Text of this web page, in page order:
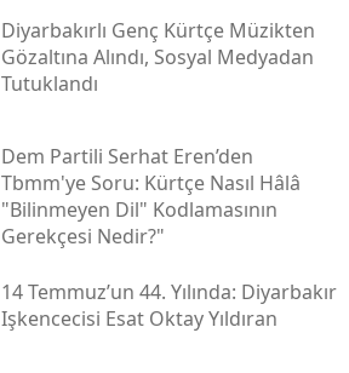
Diyarbakırlı Genç Kürtçe Müzikten
Gözaltına Alındı, Sosyal Medyadan
Tutuklandı
Dem Partili Serhat Eren’den
Tbmm'ye Soru: Kürtçe Nasıl Hâlâ
"bilinmeyen Dil" Kodlamasının
Gerekçesi Nedir?"
14 Temmuz’un 44. Yılında: Diyarbakır
Işkencecisi Esat Oktay Yıldıran